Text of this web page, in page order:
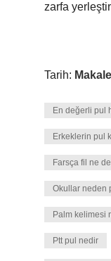
zarfa
Tarih:
En değerli pul
Erkeklerin pul
Farsça fil ne
Okullar neden
Palm kelimesi
Ptt pul nedir